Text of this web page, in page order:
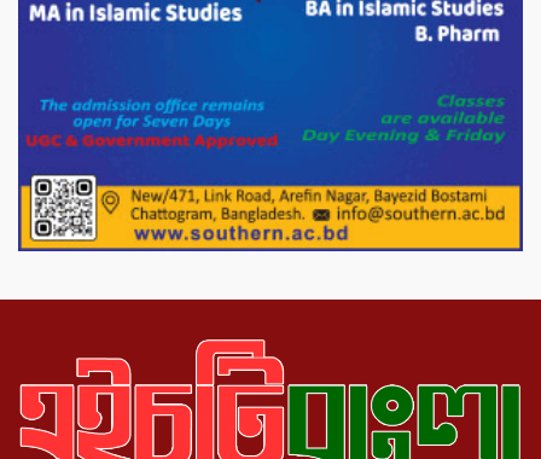
পরিবেশ রক্ষায় পাটগ্রামে ইহসান ইয়ুথ
মিরপুর-১১ নম্বরে দুর্বৃত্তদের গুলিতে বিএনপি
নেতা গুরুতর আহত
পাটগ্রামে চিকিৎসা সেবায় বীর মুক্তিযোদ্ধা দবির
উদ্দিন ফাউন্ডেশন